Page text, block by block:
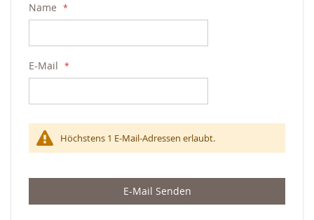
Name
E-Mail
Höchstens 1 E-Mail-Adressen erlaubt.
E-Mail Senden